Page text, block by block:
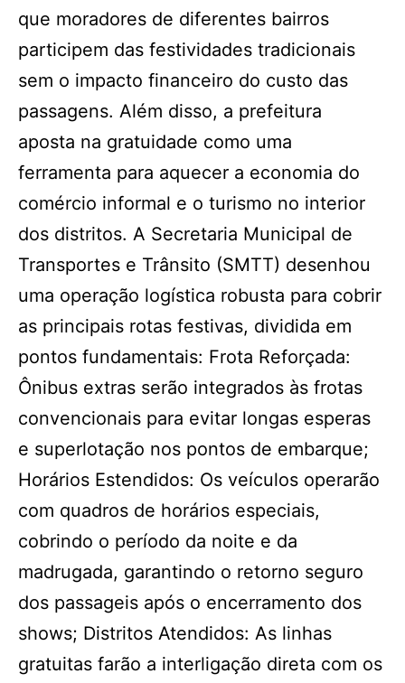
que moradores de diferentes bairros
participem das festividades tradicionais
sem o impacto financeiro do custo das
passagens. Além disso, a prefeitura
aposta na gratuidade como uma
ferramenta para aquecer a economia do
comércio informal e o turismo no interior
dos distritos. A Secretaria Municipal de
Transportes e Trânsito (SMTT) desenhou
uma operação logística robusta para cobrir
as principais rotas festivas, dividida em
pontos fundamentais: Frota Reforçada:
Ônibus extras serão integrados às frotas
convencionais para evitar longas esperas
e superlotação nos pontos de embarque;
Horários Estendidos: Os veículos operarão
com quadros de horários especiais,
cobrindo o período da noite e da
madrugada, garantindo o retorno seguro
dos passageis após o encerramento dos
shows; Distritos Atendidos: As linhas
gratuitas farão a interligação direta com os